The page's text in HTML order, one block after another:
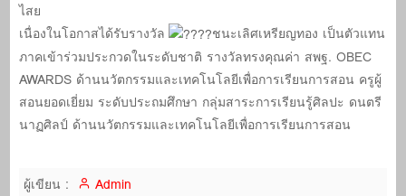
ไสย
เนื่องในโอกาสได้รับรางวัล
ชนะเลิศเหรียญทอง เป็นตัวแทน
ภาคเข้าร่วมประกวดในระดับชาติ รางวัลทรงคุณค่า สพฐ. OBEC
AWARDS ด้านนวัตกรรมและเทคโนโลยีเพื่อการเรียนการสอน ครูผู้
สอนยอดเยี่ยม ระดับประถมศึกษา กลุ่มสาระการเรียนรู้ศิลปะ ดนตรี
นาฏศิลป์ ด้านนวัตกรรมและเทคโนโลยีเพื่อการเรียนการสอน
ผู้เขียน :
Admin